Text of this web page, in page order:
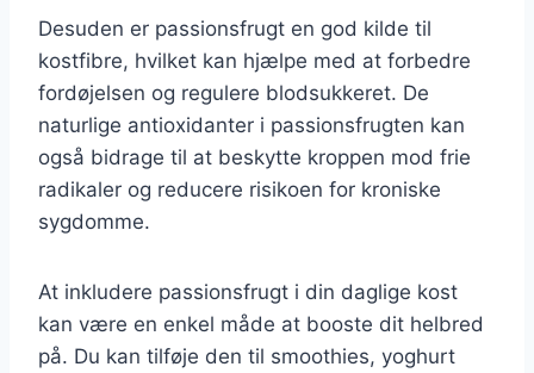
Desuden er passionsfrugt en god kilde til
kostfibre, hvilket kan hjælpe med at forbedre
fordøjelsen og regulere blodsukkeret. De
naturlige antioxidanter i passionsfrugten kan
også bidrage til at beskytte kroppen mod frie
radikaler og reducere risikoen for kroniske
sygdomme.
At inkludere passionsfrugt i din daglige kost
kan være en enkel måde at booste dit helbred
på. Du kan tilføje den til smoothies, yoghurt